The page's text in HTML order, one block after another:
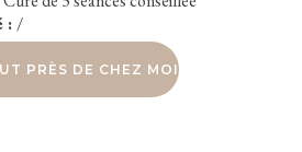
: /
PRÈS DE CHEZ MOI